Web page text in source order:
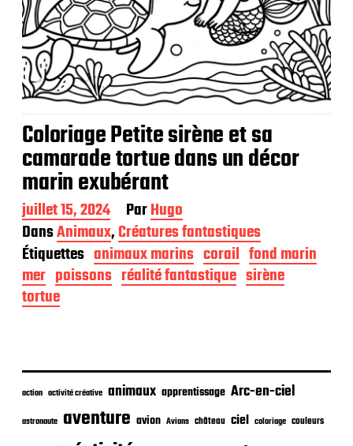
Coloriage Petite sirène et sa
camarade tortue dans un décor
marin exubérant
D
a
t
e
d
e
p
i
a
t
i
juillet 15, 2024 ParHugo
DansAnimaux,Créatures fantastiques
Étiquettes animaux marins corail fond marin
mer poissons réalité fantastique sirène
tortue
action activité créative animaux apprentissage Arc-en-ciel
astronaute aventure avion Avions château ciel coloriage couleurs